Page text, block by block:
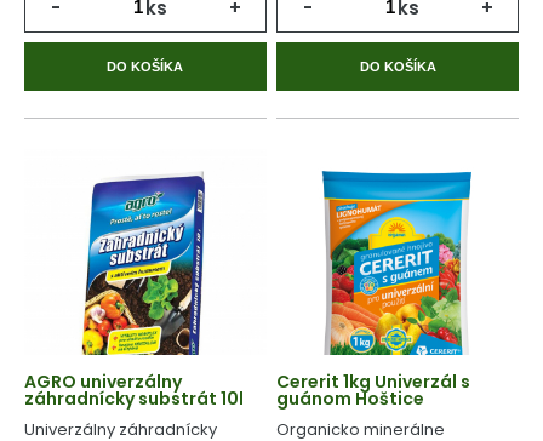
- ks +
DO KOŠÍKA
- ks +
DO KOŠÍKA
AGRO univerzálny
záhradnícky substrát 10l
Univerzálny záhradnícky
Cererit 1kg Univerzál s
guánom Hoštice
Organicko minerálne